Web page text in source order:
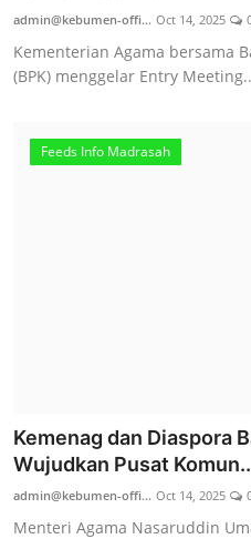
admin@kebumen-offi... Oct 14, 2025
Kementerian Agama bersama
(BPK) menggelar Entry
Feeds Info Madrasah
Kemenag dan Diaspora
Wujudkan Pusat
admin@kebumen-offi... Oct 14, 2025
Menteri Agama Nasaruddin